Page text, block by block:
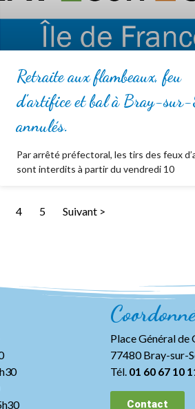
Retraite aux flambeaux, feu
d’artifice et bal à Bray-sur-
annulés.
Par arrêté préfectoral, les tirs des feux
sont interdits à partir du vendredi 10
4 5 Suivant >
Place Général de
77480 Bray-sur-
Tél. 01 60 67 10
Contact